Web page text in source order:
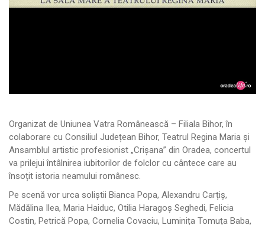
Organizat de Uniunea Vatra Românească – Filiala Bihor, în
colaborare cu Consiliul Județean Bihor, Teatrul Regina Maria și
Ansamblul artistic profesionist „Crișana” din Oradea, concertul
va prilejui întâlnirea iubitorilor de folclor cu cântece care au
însoțit istoria neamului românesc.
Pe scenă vor urca soliștii Bianca Popa, Alexandru Carțiș,
Mădălina Ilea, Maria Haiduc, Otilia Haragoș Seghedi, Felicia
Costin, Petrică Popa, Cornelia Covaciu, Luminița Tomuța Baba,